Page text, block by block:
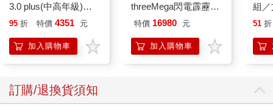
3.0 plus(中高年級)沙
綠 全新進化玩美上市
95 折 特價 4351 元
加入購物車
threeMega閃電霹靂車
VA Hi-SPEC UNITED
SIREN 黑色限定
特價 16980 元
加入購物車
組
51 折
訂購/退換貨須知